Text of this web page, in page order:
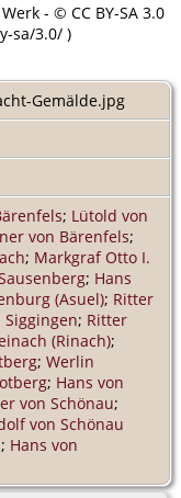
- © CC BY-SA 3.0
sa/3.0/ )
Gemälde.jpg
; Lütold von
von Bärenfels;
; Markgraf Otto I.
; Hans
(Asuel); Ritter
; Ritter
(Rinach);
; Werlin
; Hans von
von Schönau;
von Schönau
; Hans von